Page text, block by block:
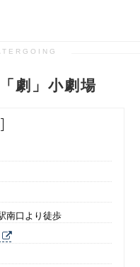
劇」小劇場
南口より徒歩